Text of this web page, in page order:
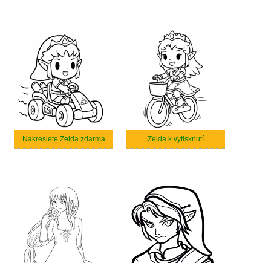
Nakreslete Zelda zdarma Zelda k vytisknutí